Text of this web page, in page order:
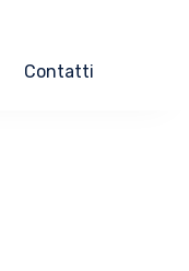
Contatti